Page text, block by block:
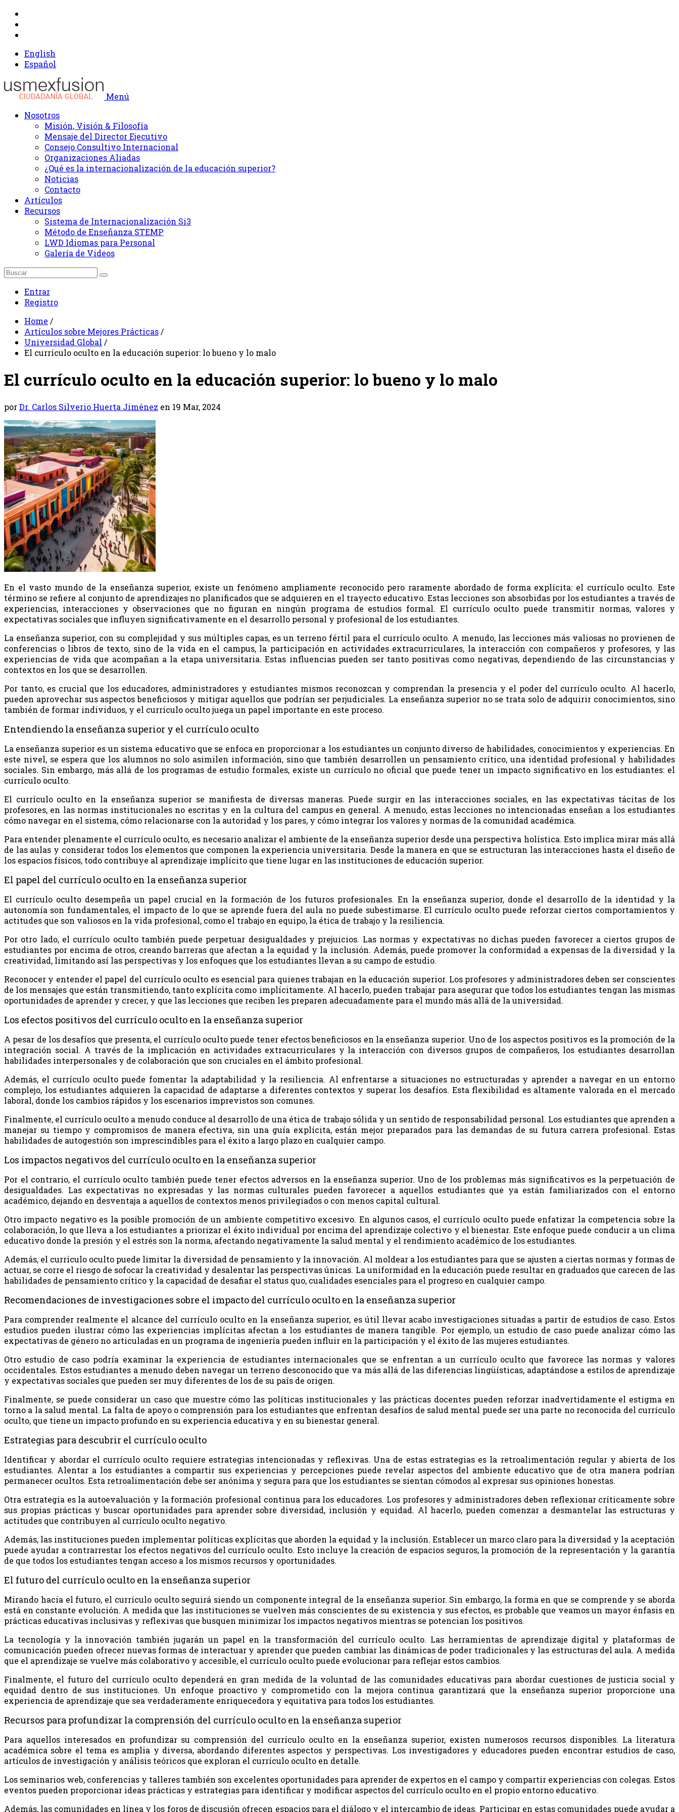
English
Español
Menú
Nosotros
Misión, Visión & Filosofía
Mensaje del Director Ejecutivo
Consejo Consultivo Internacional
Organizaciones Aliadas
¿Qué es la internacionalización de la educación superior?
Noticias
Contacto
Artículos
Recursos
Sistema de Internacionalización Si3
Método de Enseñanza STEMP
LWD Idiomas para Personal
Galería de Videos
Entrar
Registro
Home /
Artículos sobre Mejores Prácticas/
Universidad Global /
El currículo oculto en la educación superior: lo bueno y lo malo
El currículo oculto en la educación superior: lo bueno y lo malo
porDr. Carlos Silverio Huerta Jiménez en 19 Mar, 2024
En el vasto mundo de la enseñanza superior, existe un fenómeno ampliamente reconocido pero raramente abordado de forma explícita: el currículo oculto. Este
término se refiere al conjunto de aprendizajes no planificados que se adquieren en el trayecto educativo. Estas lecciones son absorbidas por los estudiantes a través de
experiencias, interacciones y observaciones que no figuran en ningún programa de estudios formal. El currículo oculto puede transmitir normas, valores y
expectativas sociales que influyen significativamente en el desarrollo personal y profesional de los estudiantes.
La enseñanza superior, con su complejidad y sus múltiples capas, es un terreno fértil para el currículo oculto. A menudo, las lecciones más valiosas no provienen de
conferencias o libros de texto, sino de la vida en el campus, la participación en actividades extracurriculares, la interacción con compañeros y profesores, y las
experiencias de vida que acompañan a la etapa universitaria. Estas influencias pueden ser tanto positivas como negativas, dependiendo de las circunstancias y
contextos en los que se desarrollen.
Por tanto, es crucial que los educadores, administradores y estudiantes mismos reconozcan y comprendan la presencia y el poder del currículo oculto. Al hacerlo,
pueden aprovechar sus aspectos beneficiosos y mitigar aquellos que podrían ser perjudiciales. La enseñanza superior no se trata solo de adquirir conocimientos, sino
también de formar individuos, y el currículo oculto juega un papel importante en este proceso.
Entendiendo la enseñanza superior y el currículo oculto
La enseñanza superior es un sistema educativo que se enfoca en proporcionar a los estudiantes un conjunto diverso de habilidades, conocimientos y experiencias. En
este nivel, se espera que los alumnos no solo asimilen información, sino que también desarrollen un pensamiento crítico, una identidad profesional y habilidades
sociales. Sin embargo, más allá de los programas de estudio formales, existe un currículo no oficial que puede tener un impacto significativo en los estudiantes: el
currículo oculto.
El currículo oculto en la enseñanza superior se manifiesta de diversas maneras. Puede surgir en las interacciones sociales, en las expectativas tácitas de los
profesores, en las normas institucionales no escritas y en la cultura del campus en general. A menudo, estas lecciones no intencionadas enseñan a los estudiantes
cómo navegar en el sistema, cómo relacionarse con la autoridad y los pares, y cómo integrar los valores y normas de la comunidad académica.
Para entender plenamente el currículo oculto, es necesario analizar el ambiente de la enseñanza superior desde una perspectiva holística. Esto implica mirar más allá
de las aulas y considerar todos los elementos que componen la experiencia universitaria. Desde la manera en que se estructuran las interacciones hasta el diseño de
los espacios físicos, todo contribuye al aprendizaje implícito que tiene lugar en las instituciones de educación superior.
El papel del currículo oculto en la enseñanza superior
El currículo oculto desempeña un papel crucial en la formación de los futuros profesionales. En la enseñanza superior, donde el desarrollo de la identidad y la
autonomía son fundamentales, el impacto de lo que se aprende fuera del aula no puede subestimarse. El currículo oculto puede reforzar ciertos comportamientos y
actitudes que son valiosos en la vida profesional, como el trabajo en equipo, la ética de trabajo y la resiliencia.
Por otro lado, el currículo oculto también puede perpetuar desigualdades y prejuicios. Las normas y expectativas no dichas pueden favorecer a ciertos grupos de
estudiantes por encima de otros, creando barreras que afectan a la equidad y la inclusión. Además, puede promover la conformidad a expensas de la diversidad y la
creatividad, limitando así las perspectivas y los enfoques que los estudiantes llevan a su campo de estudio.
Reconocer y entender el papel del currículo oculto es esencial para quienes trabajan en la educación superior. Los profesores y administradores deben ser conscientes
de los mensajes que están transmitiendo, tanto explícita como implícitamente. Al hacerlo, pueden trabajar para asegurar que todos los estudiantes tengan las mismas
oportunidades de aprender y crecer, y que las lecciones que reciben les preparen adecuadamente para el mundo más allá de la universidad.
Los efectos positivos del currículo oculto en la enseñanza superior
A pesar de los desafíos que presenta, el currículo oculto puede tener efectos beneficiosos en la enseñanza superior. Uno de los aspectos positivos es la promoción de la
integración social. A través de la implicación en actividades extracurriculares y la interacción con diversos grupos de compañeros, los estudiantes desarrollan
habilidades interpersonales y de colaboración que son cruciales en el ámbito profesional.
Además, el currículo oculto puede fomentar la adaptabilidad y la resiliencia. Al enfrentarse a situaciones no estructuradas y aprender a navegar en un entorno
complejo, los estudiantes adquieren la capacidad de adaptarse a diferentes contextos y superar los desafíos. Esta flexibilidad es altamente valorada en el mercado
laboral, donde los cambios rápidos y los escenarios imprevistos son comunes.
Finalmente, el currículo oculto a menudo conduce al desarrollo de una ética de trabajo sólida y un sentido de responsabilidad personal. Los estudiantes que aprenden a
manejar su tiempo y compromisos de manera efectiva, sin una guía explícita, están mejor preparados para las demandas de su futura carrera profesional. Estas
habilidades de autogestión son imprescindibles para el éxito a largo plazo en cualquier campo.
Los impactos negativos del currículo oculto en la enseñanza superior
Por el contrario, el currículo oculto también puede tener efectos adversos en la enseñanza superior. Uno de los problemas más significativos es la perpetuación de
desigualdades. Las expectativas no expresadas y las normas culturales pueden favorecer a aquellos estudiantes que ya están familiarizados con el entorno
académico, dejando en desventaja a aquellos de contextos menos privilegiados o con menos capital cultural.
Otro impacto negativo es la posible promoción de un ambiente competitivo excesivo. En algunos casos, el currículo oculto puede enfatizar la competencia sobre la
colaboración, lo que lleva a los estudiantes a priorizar el éxito individual por encima del aprendizaje colectivo y el bienestar. Este enfoque puede conducir a un clima
educativo donde la presión y el estrés son la norma, afectando negativamente la salud mental y el rendimiento académico de los estudiantes.
Además, el currículo oculto puede limitar la diversidad de pensamiento y la innovación. Al moldear a los estudiantes para que se ajusten a ciertas normas y formas de
actuar, se corre el riesgo de sofocar la creatividad y desalentar las perspectivas únicas. La uniformidad en la educación puede resultar en graduados que carecen de las
habilidades de pensamiento crítico y la capacidad de desafiar el status quo, cualidades esenciales para el progreso en cualquier campo.
Recomendaciones de investigaciones sobre el impacto del currículo oculto en la enseñanza superior
Para comprender realmente el alcance del currículo oculto en la enseñanza superior, es útil llevar acabo investigaciones situadas a partir de estudios de caso. Estos
estudios pueden ilustrar cómo las experiencias implícitas afectan a los estudiantes de manera tangible. Por ejemplo, un estudio de caso puede analizar cómo las
expectativas de género no articuladas en un programa de ingeniería pueden influir en la participación y el éxito de las mujeres estudiantes.
Otro estudio de caso podría examinar la experiencia de estudiantes internacionales que se enfrentan a un currículo oculto que favorece las normas y valores
occidentales. Estos estudiantes a menudo deben navegar un terreno desconocido que va más allá de las diferencias lingüísticas, adaptándose a estilos de aprendizaje
y expectativas sociales que pueden ser muy diferentes de los de su país de origen.
Finalmente, se puede considerar un caso que muestre cómo las políticas institucionales y las prácticas docentes pueden reforzar inadvertidamente el estigma en
torno a la salud mental. La falta de apoyo o comprensión para los estudiantes que enfrentan desafíos de salud mental puede ser una parte no reconocida del currículo
oculto, que tiene un impacto profundo en su experiencia educativa y en su bienestar general.
Estrategias para descubrir el currículo oculto
Identificar y abordar el currículo oculto requiere estrategias intencionadas y reflexivas. Una de estas estrategias es la retroalimentación regular y abierta de los
estudiantes. Alentar a los estudiantes a compartir sus experiencias y percepciones puede revelar aspectos del ambiente educativo que de otra manera podrían
permanecer ocultos. Esta retroalimentación debe ser anónima y segura para que los estudiantes se sientan cómodos al expresar sus opiniones honestas.
Otra estrategia es la autoevaluación y la formación profesional continua para los educadores. Los profesores y administradores deben reflexionar críticamente sobre
sus propias prácticas y buscar oportunidades para aprender sobre diversidad, inclusión y equidad. Al hacerlo, pueden comenzar a desmantelar las estructuras y
actitudes que contribuyen al currículo oculto negativo.
Además, las instituciones pueden implementar políticas explícitas que aborden la equidad y la inclusión. Establecer un marco claro para la diversidad y la aceptación
puede ayudar a contrarrestar los efectos negativos del currículo oculto. Esto incluye la creación de espacios seguros, la promoción de la representación y la garantía
de que todos los estudiantes tengan acceso a los mismos recursos y oportunidades.
El futuro del currículo oculto en la enseñanza superior
Mirando hacia el futuro, el currículo oculto seguirá siendo un componente integral de la enseñanza superior. Sin embargo, la forma en que se comprende y se aborda
está en constante evolución. A medida que las instituciones se vuelven más conscientes de su existencia y sus efectos, es probable que veamos un mayor énfasis en
prácticas educativas inclusivas y reflexivas que busquen minimizar los impactos negativos mientras se potencian los positivos.
La tecnología y la innovación también jugarán un papel en la transformación del currículo oculto. Las herramientas de aprendizaje digital y plataformas de
comunicación pueden ofrecer nuevas formas de interactuar y aprender que pueden cambiar las dinámicas de poder tradicionales y las estructuras del aula. A medida
que el aprendizaje se vuelve más colaborativo y accesible, el currículo oculto puede evolucionar para reflejar estos cambios.
Finalmente, el futuro del currículo oculto dependerá en gran medida de la voluntad de las comunidades educativas para abordar cuestiones de justicia social y
equidad dentro de sus instituciones. Un enfoque proactivo y comprometido con la mejora continua garantizará que la enseñanza superior proporcione una
experiencia de aprendizaje que sea verdaderamente enriquecedora y equitativa para todos los estudiantes.
Recursos para profundizar la comprensión del currículo oculto en la enseñanza superior
Para aquellos interesados en profundizar su comprensión del currículo oculto en la enseñanza superior, existen numerosos recursos disponibles. La literatura
académica sobre el tema es amplia y diversa, abordando diferentes aspectos y perspectivas. Los investigadores y educadores pueden encontrar estudios de caso,
artículos de investigación y análisis teóricos que exploran el currículo oculto en detalle.
Los seminarios web, conferencias y talleres también son excelentes oportunidades para aprender de expertos en el campo y compartir experiencias con colegas. Estos
eventos pueden proporcionar ideas prácticas y estrategias para identificar y modificar aspectos del currículo oculto en el propio entorno educativo.
Además, las comunidades en línea y los foros de discusión ofrecen espacios para el diálogo y el intercambio de ideas. Participar en estas comunidades puede ayudar a